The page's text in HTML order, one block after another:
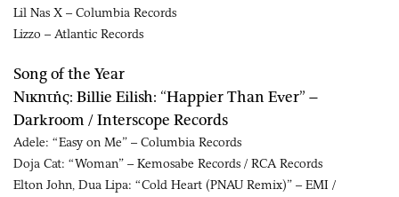
Lil Nas X – Columbia Records
Lizzo – Atlantic Records
Song of the Year
Νικητής: Billie Eilish: “Happier Than Ever” –
Darkroom / Interscope Records
Adele: “Easy on Me” – Columbia Records
Doja Cat: “Woman” – Kemosabe Records / RCA Records
Elton John, Dua Lipa: “Cold Heart (PNAU Remix)” – EMI /